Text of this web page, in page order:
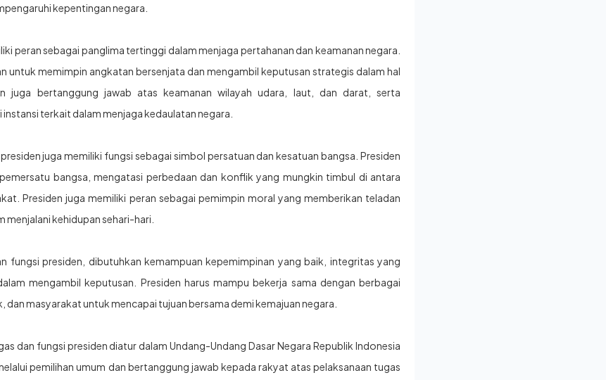
kepentingan negara.
peran sebagai panglima tertinggi dalam menjaga pertahanan dan keamanan negara.
untuk memimpin angkatan bersenjata dan mengambil keputusan strategis dalam hal
juga bertanggung jawab atas keamanan wilayah udara, laut, dan darat, serta
terkait dalam menjaga kedaulatan negara.
juga memiliki fungsi sebagai simbol persatuan dan kesatuan bangsa. Presiden
bangsa, mengatasi perbedaan dan konflik yang mungkin timbul di antara
Presiden juga memiliki peran sebagai pemimpin moral yang memberikan teladan
menjalani kehidupan sehari-hari.
fungsi presiden, dibutuhkan kemampuan kepemimpinan yang baik, integritas yang
mengambil keputusan. Presiden harus mampu bekerja sama dengan berbagai
masyarakat untuk mencapai tujuan bersama demi kemajuan negara.
dan fungsi presiden diatur dalam Undang-Undang Dasar Negara Republik Indonesia
pemilihan umum dan bertanggung jawab kepada rakyat atas pelaksanaan tugas